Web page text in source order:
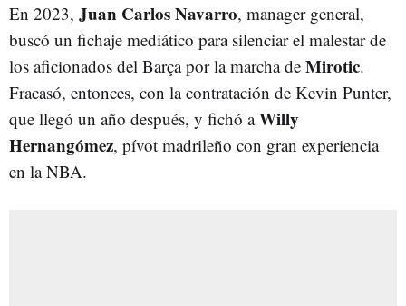
En 2023, Juan Carlos Navarro, manager general,
buscó un fichaje mediático para silenciar el malestar de
los aficionados del Barça por la marcha de Mirotic.
Fracasó, entonces, con la contratación de Kevin Punter,
que llegó un año después, y fichó aWilly
Hernangómez, pívot madrileño con gran experiencia
en la NBA.